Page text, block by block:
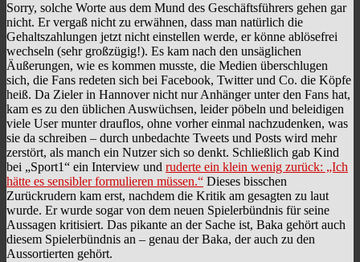
Sorry, solche Worte aus dem Mund des Geschäftsführers gehen gar
nicht. Er vergaß nicht zu erwähnen, dass man natürlich die
Gehaltszahlungen jetzt nicht einstellen werde, er könne ablösefrei
wechseln (sehr großzügig!). Es kam nach den unsäglichen
Äußerungen, wie es kommen musste, die Medien überschlugen
sich, die Fans redeten sich bei Facebook, Twitter und Co. die Köpfe
heiß. Da Zieler in Hannover nicht nur Anhänger unter den Fans hat,
kam es zu den üblichen Auswüchsen, leider pöbeln und beleidigen
viele User munter drauflos, ohne vorher einmal nachzudenken, was
sie da schreiben – durch unbedachte Tweets und Posts wird mehr
zerstört, als manch ein Nutzer sich so denkt. Schließlich gab Kind
bei „Sport1“ ein Interview und ruderte ein klein wenig zurück: „Ich
hätte es sensibler formulieren müssen.“ Dieses bisschen
Zurückrudern kam erst, nachdem die Kritik am gesagten zu laut
wurde. Er wurde sogar von dem neuen Spielerbündnis für seine
Aussagen kritisiert. Das pikante an der Sache ist, Baka gehört auch
diesem Spielerbündnis an – genau der Baka, der auch zu den
Aussortierten gehört.